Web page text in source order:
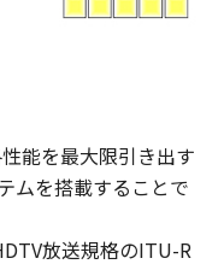
能を最大限引き出す
ムを搭載することで
放送規格のITU-R